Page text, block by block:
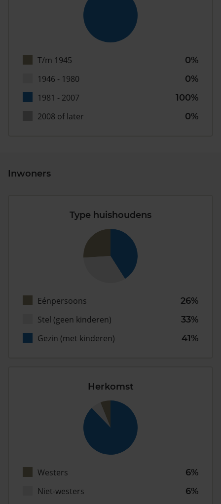
T/m 1945
0%
1946 - 1980
0%
1981 - 2007
100%
2008 of later
0%
Inwoners
Type huishoudens
Eénpersoons
26%
Stel (geen kinderen)
33%
Gezin (met kinderen)
41%
Herkomst
Westers
6%
Niet-westers
6%